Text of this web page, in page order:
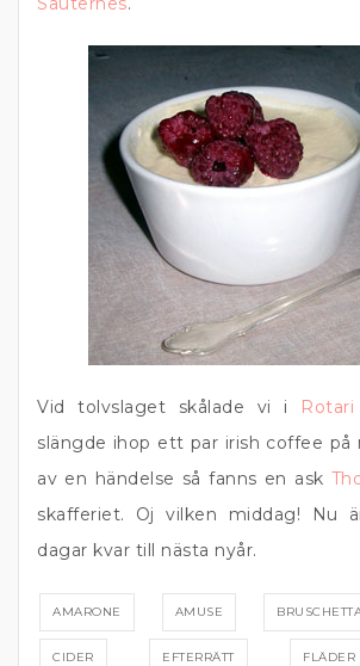
Vid tolvslaget skålade vi i
slängde ihop ett par irish coffee på
av en händelse så fanns en ask
skafferiet. Oj vilken middag! Nu
dagar kvar till nästa nyår.
AMARONE AMUSE
CIDER EFTERRÄTT FLÄDER